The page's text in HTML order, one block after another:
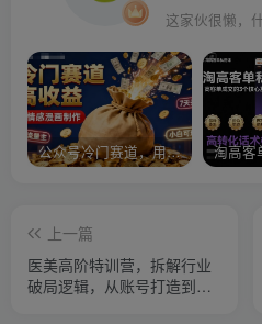
这家伙很懒，
公众号冷门赛道，用AI做情感漫画，7天开通流量主，操作简单，小白可玩
上一篇
医美高阶特训营，拆解行业
破局逻辑，从账号打造到业